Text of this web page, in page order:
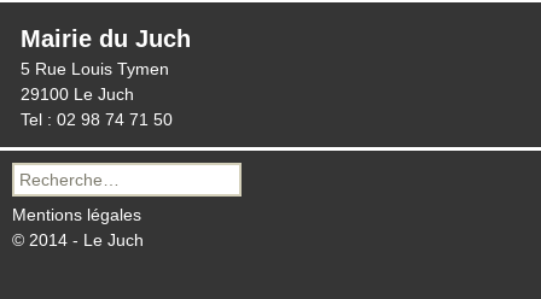
Mairie du Juch
5 Rue Louis Tymen
29100 Le Juch
Tel : 02 98 74 71 50
Recherche
pour :
Mentions légales
© 2014 - Le Juch